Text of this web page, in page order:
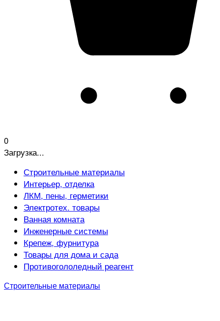
0
Загрузка...
Строительные материалы
Интерьер, отделка
ЛКМ, пены, герметики
Электротех. товары
Ванная комната
Инженерные системы
Крепеж, фурнитура
Товары для дома и сада
Противогололедный реагент
Строительные материалы